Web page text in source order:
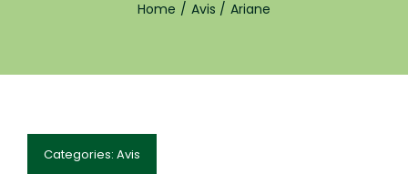
Home Avis Ariane
Categories: Avis